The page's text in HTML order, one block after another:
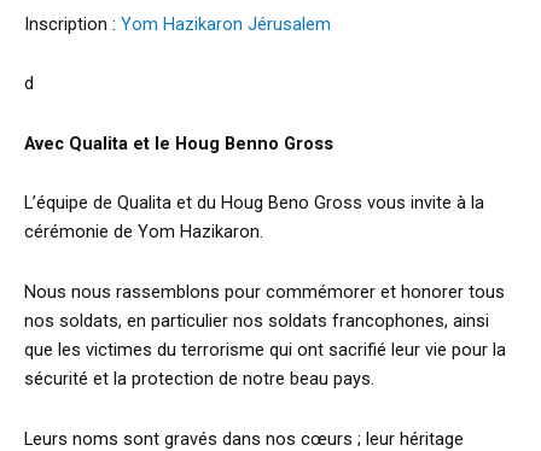
Inscription : Yom Hazikaron Jérusalem
d
Avec Qualita et le Houg Benno Gross
L’équipe de Qualita et du Houg Beno Gross vous invite à la
cérémonie de Yom Hazikaron.
Nous nous rassemblons pour commémorer et honorer tous
nos soldats, en particulier nos soldats francophones, ainsi
que les victimes du terrorisme qui ont sacrifié leur vie pour la
sécurité et la protection de notre beau pays.
Leurs noms sont gravés dans nos cœurs ; leur héritage